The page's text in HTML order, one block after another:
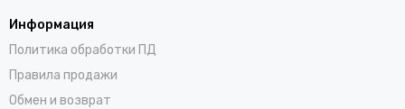
Информация
Политика обработки ПД
Правила продажи
Обмен и возврат